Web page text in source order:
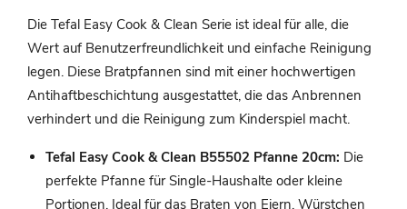
Die Tefal Easy Cook & Clean Serie ist ideal für alle, die
Wert auf Benutzerfreundlichkeit und einfache Reinigung
legen. Diese Bratpfannen sind mit einer hochwertigen
Antihaftbeschichtung ausgestattet, die das Anbrennen
verhindert und die Reinigung zum Kinderspiel macht.
Tefal Easy Cook & Clean B55502 Pfanne 20cm: Die
perfekte Pfanne für Single-Haushalte oder kleine
Portionen. Ideal für das Braten von Eiern, Würstchen